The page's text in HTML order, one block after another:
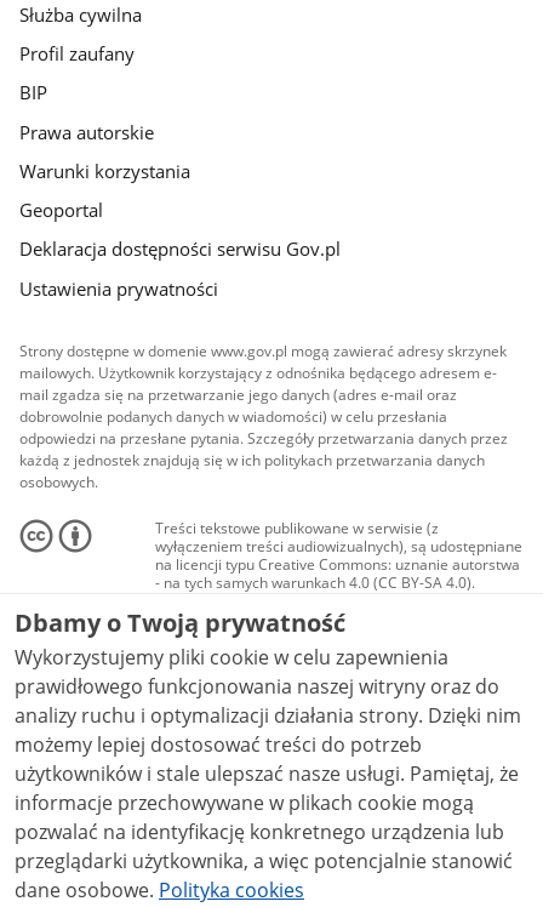
Służba cywilna
Profil zaufany
BIP
Prawa autorskie
Warunki korzystania
Geoportal
Deklaracja dostępności serwisu Gov.pl
Ustawienia prywatności
Strony dostępne w domenie www.gov.pl mogą zawierać adresy skrzynek
mailowych. Użytkownik korzystający z odnośnika będącego adresem e-
mail zgadza się na przetwarzanie jego danych (adres e-mail oraz
dobrowolnie podanych danych w wiadomości) w celu przesłania
odpowiedzi na przesłane pytania. Szczegóły przetwarzania danych przez
każdą z jednostek znajdują się w ich politykach przetwarzania danych
osobowych.
Treści tekstowe publikowane w serwisie (z
wyłączeniem treści audiowizualnych), są udostępniane
na licencji typu Creative Commons: uznanie autorstwa
- na tych samych warunkach 4.0 (CC BY-SA 4.0).
Materiały audiowizualne, w tym zdjęcia, materiały
audio i wideo, są udostępniane na licencji typu
Creative Commons: uznanie autorstwa użycie
niekomercyjne - bez utworów zależnych 4.0 (CC BY-
NC-ND 4.0), o ile nie jest to stwierdzone inaczej.
Dbamy o Twoją prywatność
Wykorzystujemy pliki cookie w celu zapewnienia
prawidłowego funkcjonowania naszej witryny oraz do
analizy ruchu i optymalizacji działania strony. Dzięki nim
możemy lepiej dostosować treści do potrzeb
użytkowników i stale ulepszać nasze usługi. Pamiętaj, że
informacje przechowywane w plikach cookie mogą
pozwalać na identyfikację konkretnego urządzenia lub
przeglądarki użytkownika, a więc potencjalnie stanowić
dane osobowe. Polityka cookies